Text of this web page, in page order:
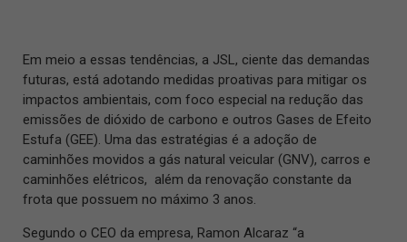
Em meio a essas tendências, a JSL, ciente das demandas
futuras, está adotando medidas proativas para mitigar os
impactos ambientais, com foco especial na redução das
emissões de dióxido de carbono e outros Gases de Efeito
Estufa (GEE). Uma das estratégias é a adoção de
caminhões movidos a gás natural veicular (GNV), carros e
caminhões elétricos, além da renovação constante da
frota que possuem no máximo 3 anos.
Segundo o CEO da empresa, Ramon Alcaraz “a